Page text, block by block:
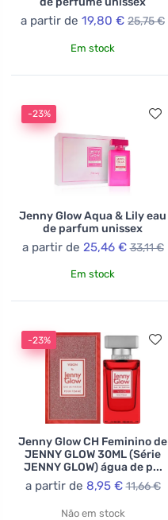
a partir de 19,80 € 25,75 €
Em stock
-23%
Jenny Glow Aqua & Lily eau
de parfum unissex
a partir de 25,46 € 33,11 €
Em stock
-23%
Jenny Glow CH Feminino de
JENNY GLOW 30ML (Série
JENNY GLOW) água de p...
a partir de 8,95 € 11,66 €
Não em stock